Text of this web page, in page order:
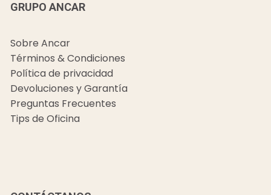
GRUPO ANCAR
Sobre Ancar
Términos & Condiciones
Política de privacidad
Devoluciones y Garantía
Preguntas Frecuentes
Tips de Oficina